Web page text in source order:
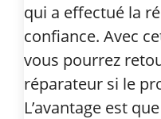
qui a effectué la
confiance. Avec
vous pourrez
réparateur si le
L’avantage est